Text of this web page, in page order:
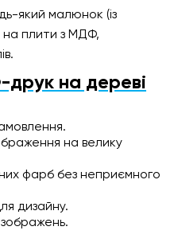
який малюнок (із
на плити з МДФ,
на дереві
на велику
фарб без неприємного
дизайну.
зображень.